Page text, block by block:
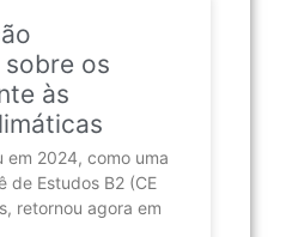
os
às
em 2024, como uma
de Estudos B2 (CE
retornou agora em